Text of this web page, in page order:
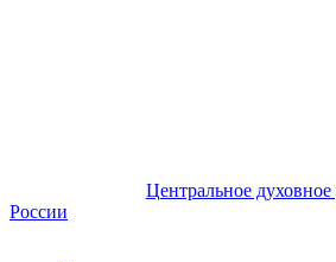
Центральное
России